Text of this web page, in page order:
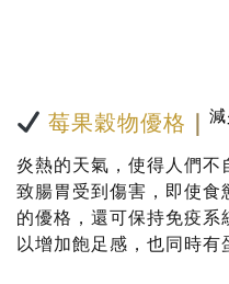
莓果穀物優格 ｜
炎熱的天氣，使得人們不
致腸胃受到傷害，即使食
的優格，還可保持免疫
以增加飽足感，也同時有